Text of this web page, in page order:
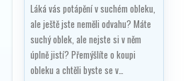
Láká vás potápění v suchém obleku,
ale ještě jste neměli odvahu? Máte
suchý oblek, ale nejste si v něm
úplně jistí? Přemýšlíte o koupi
obleku a chtěli byste se v…